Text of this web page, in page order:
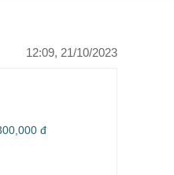
12:09, 21/10/2023
đ